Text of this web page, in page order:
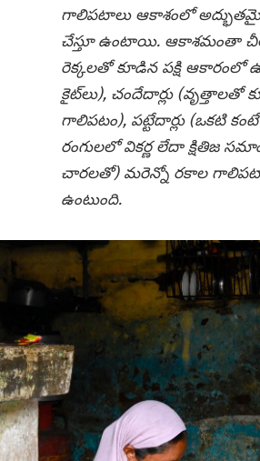
గాలిపటాలు ఆకాశంలో
చేస్తూ ఉంటాయి. ఆకాశమంతా
రెక్కలతో కూడిన పక్షి ఆకారంలో
కైట్‌లు), చందేదార్లు (వృత్తాలతో
గాలిపటం), పట్టేదార్లు (ఒకటి కంటే
రంగులలో వికర్ణ లేదా క్షితిజ
చారలతో) మరెన్నో రకాల
ఉంటుంది.